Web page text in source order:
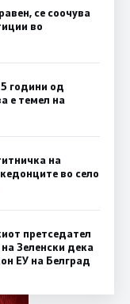
се соочува
во
години од
е темел на
на
во село
претседател
Зеленски дека
ЕУ на Белград